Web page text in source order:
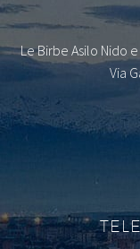
Le Birbe Asilo Nido
Via